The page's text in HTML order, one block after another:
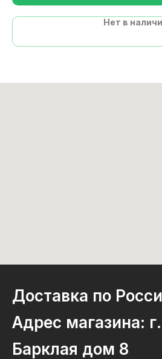
Нет в
Доставка по
Адрес магазина:
Барклая дом 8